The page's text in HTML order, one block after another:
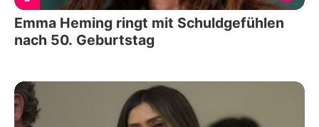
Emma Heming ringt mit Schuldgefühlen
nach 50. Geburtstag